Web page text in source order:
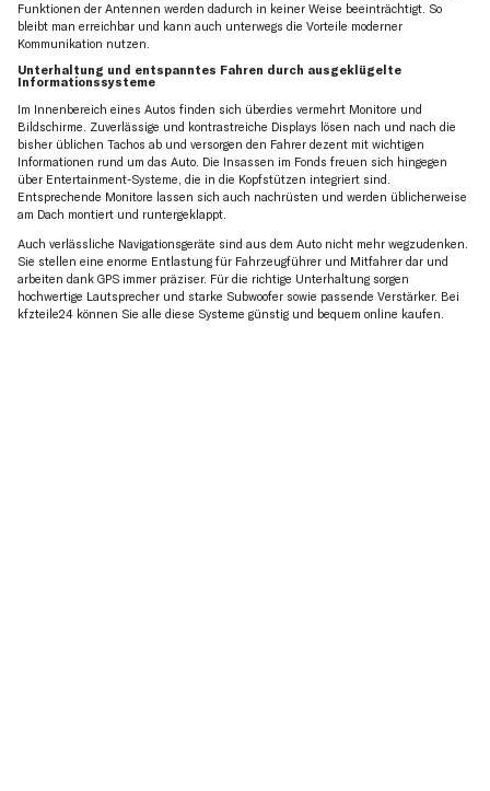
Funktionen der Antennen werden dadurch in keiner Weise beeinträchtigt. So
bleibt man erreichbar und kann auch unterwegs die Vorteile moderner
Kommunikation nutzen.
Unterhaltung und entspanntes Fahren durch ausgeklügelte
Informationssysteme
Im Innenbereich eines Autos finden sich überdies vermehrt Monitore und
Bildschirme. Zuverlässige und kontrastreiche Displays lösen nach und nach die
bisher üblichen Tachos ab und versorgen den Fahrer dezent mit wichtigen
Informationen rund um das Auto. Die Insassen im Fonds freuen sich hingegen
über Entertainment-Systeme, die in die Kopfstützen integriert sind.
Entsprechende Monitore lassen sich auch nachrüsten und werden üblicherweise
am Dach montiert und runtergeklappt.
Auch verlässliche Navigationsgeräte sind aus dem Auto nicht mehr wegzudenken.
Sie stellen eine enorme Entlastung für Fahrzeugführer und Mitfahrer dar und
arbeiten dank GPS immer präziser. Für die richtige Unterhaltung sorgen
hochwertige Lautsprecher und starke Subwoofer sowie passende Verstärker. Bei
kfzteile24 können Sie alle diese Systeme günstig und bequem online kaufen.